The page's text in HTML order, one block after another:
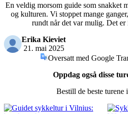
En veldig morsom guide som snakket
og kulturen. Vi stoppet mange
rundt når det var mulig. Det er
Erika Kieviet
21. mai 2025
Oversatt med Google
Oppdag også disse
Bestill de beste turene